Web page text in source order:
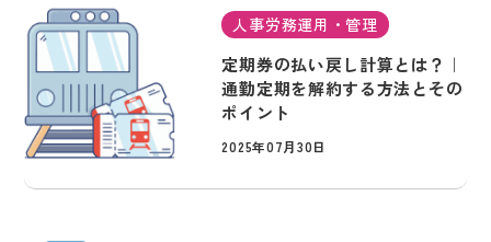
人事労務運用・管理
定期券の払い戻し計算とは？｜
通勤定期を解約する方法とその
ポイント
2025年07月30日